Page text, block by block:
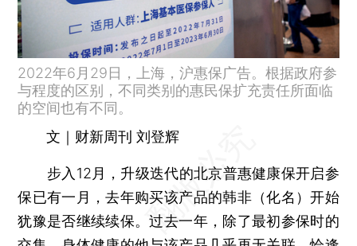
2022年6月29日，上海，沪惠保广告。根据政府参
与程度的区别，不同类别的惠民保扩充责任所面临
的空间也有不同。
文｜财新周刊 刘登辉
步入12月，升级迭代的北京普惠健康保开启参
保已有一月，去年购买该产品的韩非（化名）开始
犹豫是否继续续保。过去一年，除了最初参保时的